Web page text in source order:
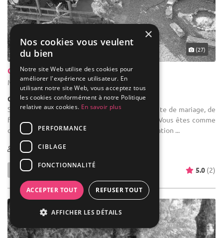
(27)
Château de Monteton
Monteton - Lot-et-Garonne (47)
Château
Salle des fêtes : Vous souhaitez réaliser votre fête de mariage, de
famille, entre amis, au Château de Monteton : Vous êtes comme
chez vous et nous sommes à votre service ! - Location ...
1-100 40 max
5.0 (2)
×
Nos cookies vous veulent
du bien
Notre site Web utilise des cookies pour
améliorer l'expérience utilisateur. En
utilisant notre site Web, vous acceptez tous
les cookies conformément à notre Politique
relative aux cookies. En savoir plus
PERFORMANCE
CIBLAGE
FONCTIONNALITÉ
ACCEPTER TOUT REFUSER TOUT
AFFICHER LES DÉTAILS